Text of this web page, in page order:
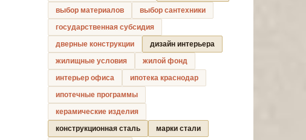
выбор материалов
выбор сантехники
государственная субсидия
дверные конструкции
дизайн интерьера
жилищные условия
жилой фонд
интерьер офиса
ипотека краснодар
ипотечные программы
керамические изделия
конструкционная сталь
марки стали